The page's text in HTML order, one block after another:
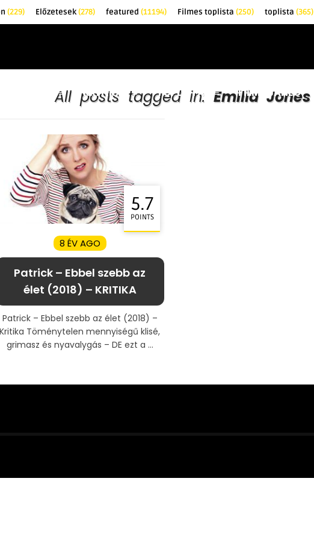
(229) Előzetesek(278) featured (11194) Filmes toplista (250) toplista (365)
KRITIKÁK TOPLISTÁK FILMAJÁNLÓ
All posts tagged in: Emilia Jones
5.7
POINTS
8 ÉV AGO
Patrick – Ebbel szebb az
élet (2018) – KRITIKA
Patrick – Ebbel szebb az élet (2018) –
Kritika Töménytelen mennyiségű klisé,
grimasz és nyavalygás – DE ezt a ...